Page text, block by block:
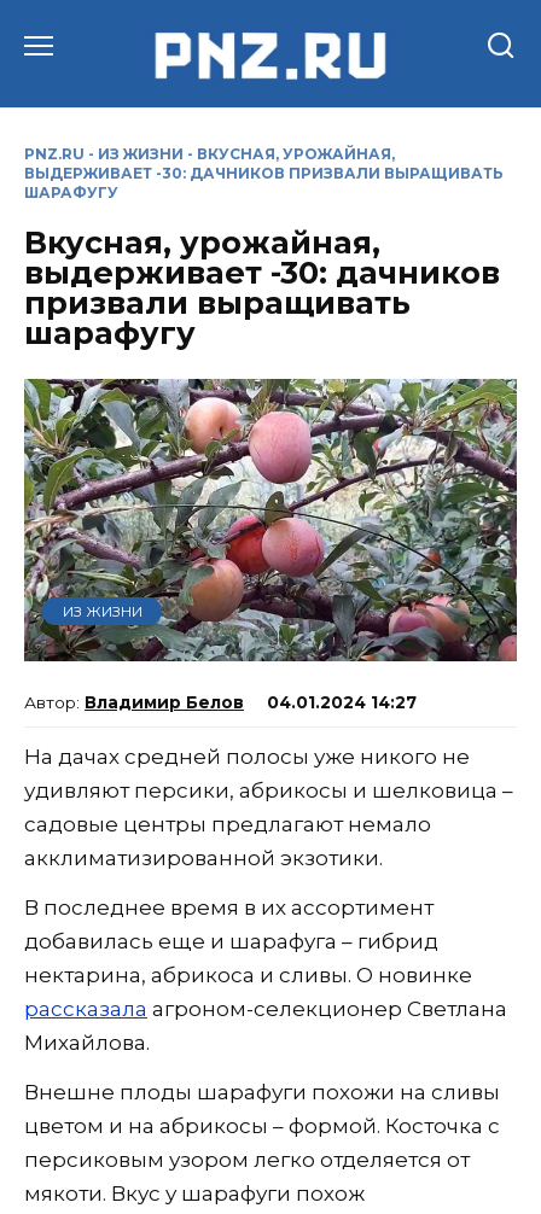
PNZ.RU - ИЗ ЖИЗНИ - ВКУСНАЯ, УРОЖАЙНАЯ,
ВЫДЕРЖИВАЕТ -30: ДАЧНИКОВ ПРИЗВАЛИ ВЫРАЩИВАТЬ
ШАРАФУГУ
Вкусная, урожайная,
выдерживает -30: дачников
призвали выращивать
шарафугу
ИЗ ЖИЗНИ
Владимир Белов 04.01.2024 14:27
На дачах средней полосы уже никого не
удивляют персики, абрикосы и шелковица –
садовые центры предлагают немало
акклиматизированной экзотики.
В последнее время в их ассортимент
добавилась еще и шарафуга – гибрид
нектарина, абрикоса и сливы. О новинке
рассказала агроном-селекционер Светлана
Михайлова.
Внешне плоды шарафуги похожи на сливы
цветом и на абрикосы – формой. Косточка с
персиковым узором легко отделяется от
мякоти. Вкус у шарафуги похож